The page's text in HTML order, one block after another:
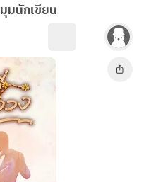
มุมนักเขียน